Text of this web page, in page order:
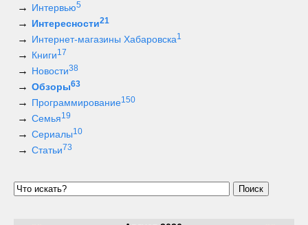
Интервью5
Интересности21
Интернет-магазины Хабаровска1
Книги17
Новости38
Обзоры63
Программирование150
Семья19
Сериалы10
Статьи 73
Поиск